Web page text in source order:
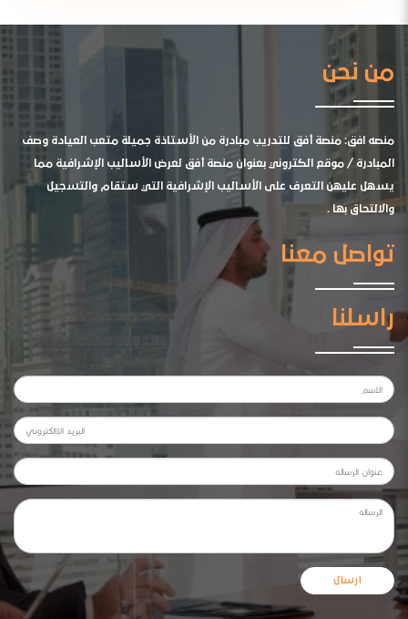
من نحن
منصه افق: منصة أفق للتدريب مبادرة من الأستاذة جميلة متعب العيادة وصف
المبادرة / موقع الكتروني بعنوان منصة أفق لعرض الأساليب الإشرافية مما
يسهل عليهن التعرف على الأساليب الإشرافية التي ستقام والتسجيل
والالتحاق بها .
تواصل معنا
راسلنا
ارسال